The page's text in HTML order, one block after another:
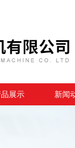
展示 新闻